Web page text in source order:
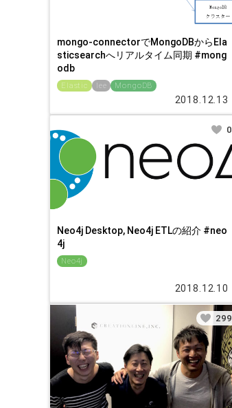
mongo-connectorでMongoDBからEla
sticsearchへリアルタイム同期 #mong
odb
Elastic lee MongoDB
2018.12.13
Neo4j Desktop, Neo4j ETLの紹介 #neo
4j
Neo4j
2018.12.10
0
299